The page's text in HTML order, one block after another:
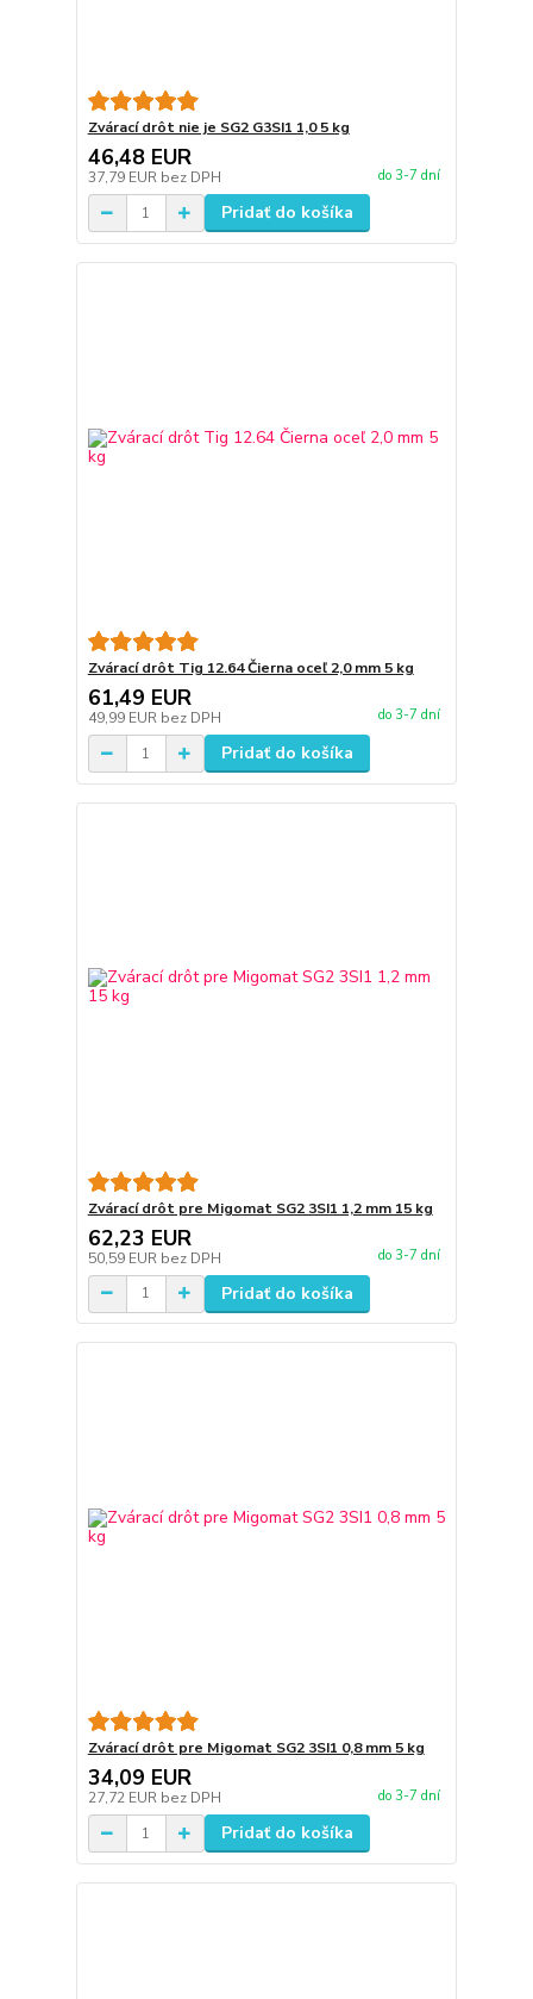
Zvárací drôt nie je SG2 G3SI1 1,0 5 kg
46,48 EUR
37,79 EUR bez DPH do 3-7 dní
Pridať do košíka
Zvárací drôt Tig 12.64 Čierna oceľ 2,0 mm 5 kg
61,49 EUR
49,99 EUR bez DPH do 3-7 dní
Pridať do košíka
Zvárací drôt pre Migomat SG2 3SI1 1,2 mm 15 kg
62,23 EUR
50,59 EUR bez DPH do 3-7 dní
Pridať do košíka
Zvárací drôt pre Migomat SG2 3SI1 0,8 mm 5 kg
34,09 EUR
27,72 EUR bez DPH do 3-7 dní
Pridať do košíka